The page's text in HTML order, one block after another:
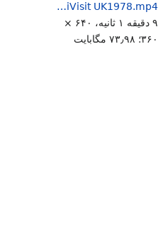
ValiahdIranRezaPahlaviVisit UK1978.mp4
۹ دقیقه ۱ ثانیه، ۶۴۰ ×
۳۶۰؛ ۷۳٫۹۸ مگابایت